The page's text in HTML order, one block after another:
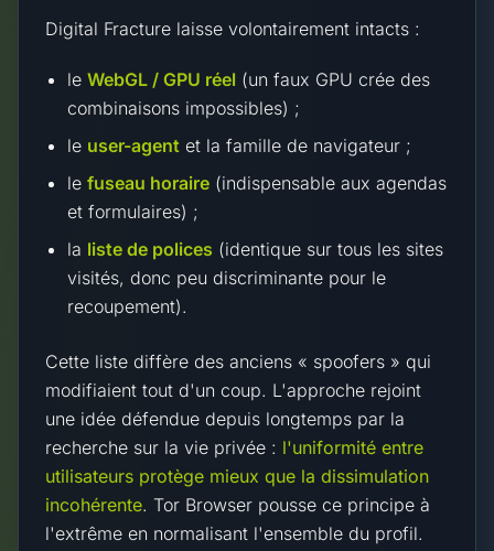
Digital Fracture laisse volontairement intacts :
le WebGL / GPU réel (un faux GPU crée des
combinaisons impossibles) ;
le user-agent et la famille de navigateur ;
le fuseau horaire (indispensable aux agendas
et formulaires) ;
la liste de polices (identique sur tous les sites
visités, donc peu discriminante pour le
recoupement).
Cette liste diffère des anciens « spoofers » qui
modifiaient tout d'un coup. L'approche rejoint
une idée défendue depuis longtemps par la
recherche sur la vie privée : l'uniformité entre
utilisateurs protège mieux que la dissimulation
incohérente. Tor Browser pousse ce principe à
l'extrême en normalisant l'ensemble du profil.